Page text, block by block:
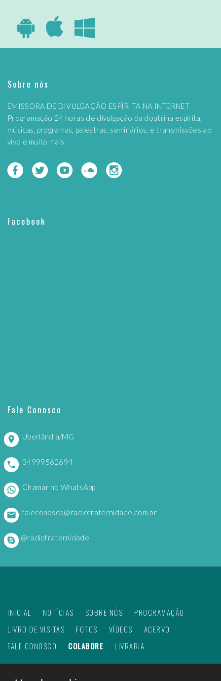
Sobre nós
EMISSORA DE DIVULGAÇÃO ESPÍRITA NA INTERNET
Programação 24 horas de divulgação da doutrina espírita,
músicas, programas, palestras, seminários, e transmissões ao
vivo e muito mais.
Facebook
Fale Conosco
Uberlândia/MG
34999562694
Chamar no WhatsApp
faleconosco@radiofraternidade.com.br
@radiofraternidade
INICIAL NOTÍCIAS SOBRE NÓS
PROGRAMAÇÃO
LIVRO DE VISITAS
FOTOS VÍDEOS
ACERVO
FALE CONOSCO
COLABORE LIVRARIA